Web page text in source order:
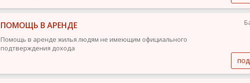
ПОМОЩЬ В АРЕНДЕ
Помощь в аренде жилья людям не имеющим официального
подтверждения дохода